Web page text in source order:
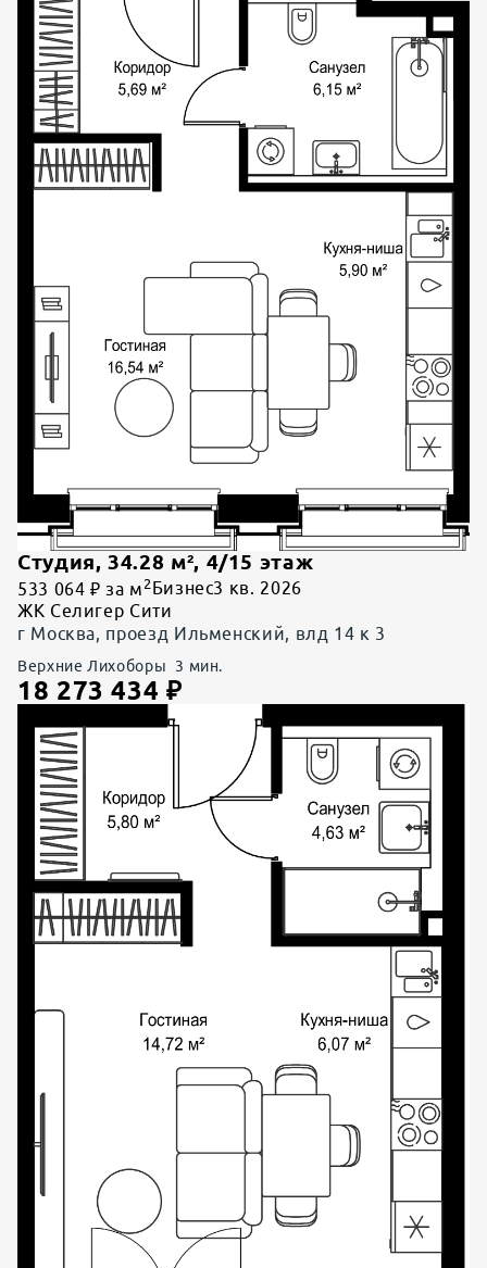
Студия, 34.28 м², 4/15 этаж
533 064 ₽ за м 2 Бизнес3 кв. 2026
ЖК Селигер Сити
г Москва, проезд Ильменский, влд 14 к 3
Верхние Лихоборы 3 мин.
18 273 434 ₽